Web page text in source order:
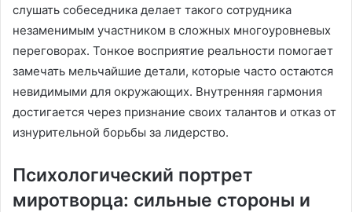
слушать собеседника делает такого сотрудника
незаменимым участником в сложных многоуровневых
переговорах. Тонкое восприятие реальности помогает
замечать мельчайшие детали, которые часто остаются
невидимыми для окружающих. Внутренняя гармония
достигается через признание своих талантов и отказ от
изнурительной борьбы за лидерство.
Психологический портрет
миротворца: сильные стороны и